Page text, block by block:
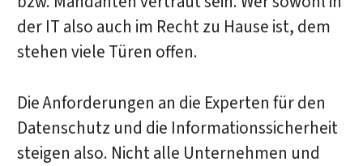
der IT also auch im Recht zu Hause ist, dem
stehen viele Türen offen.
Die Anforderungen an die Experten für den
Datenschutz und die Informationssicherheit
steigen also. Nicht alle Unternehmen und